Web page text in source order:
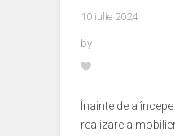
10 iulie 2024
by
Înainte de a
realizare a